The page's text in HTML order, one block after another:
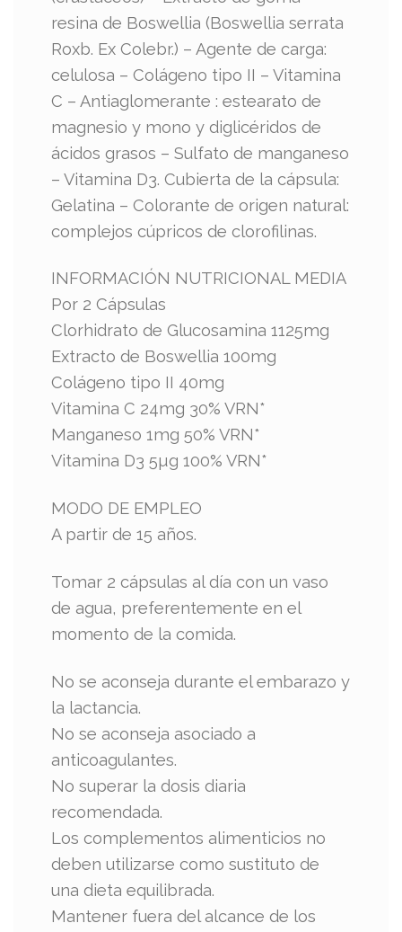
resina de Boswellia (Boswellia serrata
Roxb. Ex Colebr.) – Agente de carga:
celulosa – Colágeno tipo II – Vitamina
C – Antiaglomerante : estearato de
magnesio y mono y diglicéridos de
ácidos grasos – Sulfato de manganeso
– Vitamina D3. Cubierta de la cápsula:
Gelatina – Colorante de origen natural:
complejos cúpricos de clorofilinas.
INFORMACIÓN NUTRICIONAL MEDIA
Por 2 Cápsulas
Clorhidrato de Glucosamina 1125mg
Extracto de Boswellia 100mg
Colágeno tipo II 40mg
Vitamina C 24mg 30% VRN*
Manganeso 1mg 50% VRN*
Vitamina D3 5µg 100% VRN*
MODO DE EMPLEO
A partir de 15 años.
Tomar 2 cápsulas al día con un vaso
de agua, preferentemente en el
momento de la comida.
No se aconseja durante el embarazo y
la lactancia.
No se aconseja asociado a
anticoagulantes.
No superar la dosis diaria
recomendada.
Los complementos alimenticios no
deben utilizarse como sustituto de
una dieta equilibrada.
Mantener fuera del alcance de los